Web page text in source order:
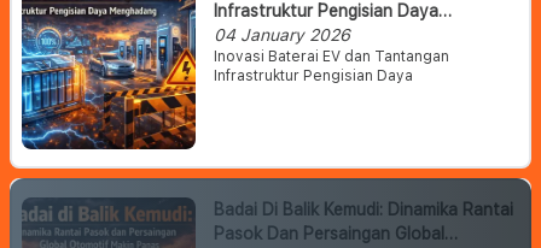
Infrastruktur Pengisian Daya
Menghadang
04 January 2026
Inovasi Baterai EV dan Tantangan
Infrastruktur Pengisian Daya
Badai Di Balik Kemudi: Dinamika Rantai
Pasok Dan Persaingan Global